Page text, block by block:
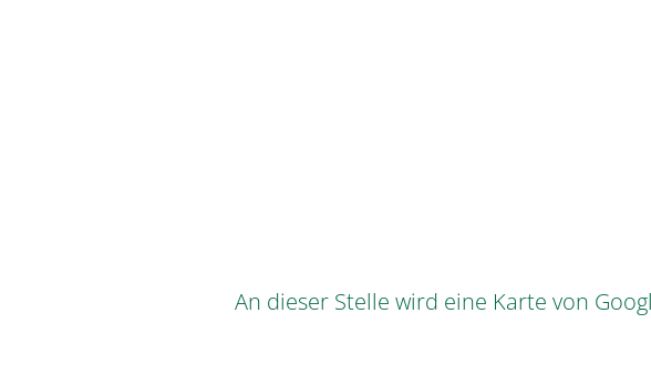
An dieser Stelle wird eine Karte von